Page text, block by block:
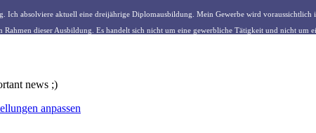
absolviere aktuell eine dreijährige Diplomausbildung. Mein Gewerbe wird voraussichtlich
dieser Ausbildung. Es handelt sich nicht um eine gewerbliche Tätigkeit und nicht um
news ;)
anpassen